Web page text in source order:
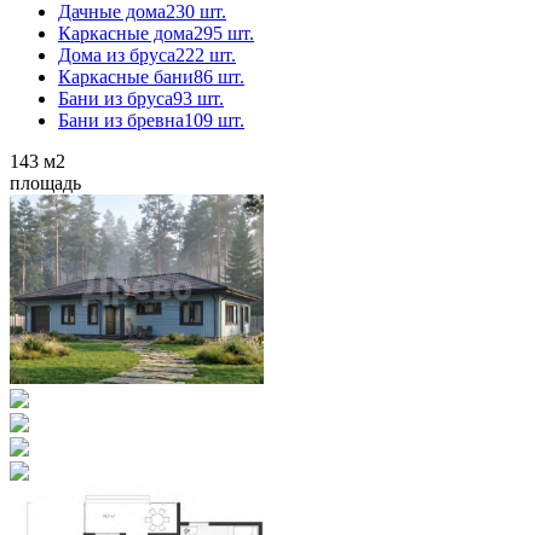
Дачные дома230 шт.
Каркасные дома295 шт.
Дома из бруса222 шт.
Каркасные бани86 шт.
Бани из бруса93 шт.
Бани из бревна109 шт.
143 м2
площадь